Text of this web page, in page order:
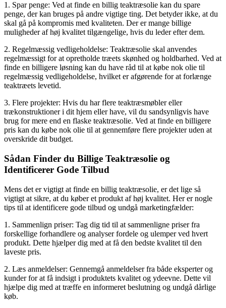
1. Spar penge: Ved at finde en billig teaktræsolie kan du spare
penge, der kan bruges på andre vigtige ting. Det betyder ikke, at du
skal gå på kompromis med kvaliteten. Der er mange billige
muligheder af høj kvalitet tilgængelige, hvis du leder efter dem.
2. Regelmæssig vedligeholdelse: Teaktræsolie skal anvendes
regelmæssigt for at opretholde træets skønhed og holdbarhed. Ved at
finde en billigere løsning kan du have råd til at købe nok olie til
regelmæssig vedligeholdelse, hvilket er afgørende for at forlænge
teaktræets levetid.
3. Flere projekter: Hvis du har flere teaktræsmøbler eller
trækonstruktioner i dit hjem eller have, vil du sandsynligvis have
brug for mere end en flaske teaktræsolie. Ved at finde en billigere
pris kan du købe nok olie til at gennemføre flere projekter uden at
overskride dit budget.
Sådan Finder du Billige Teaktræsolie og
Identificerer Gode Tilbud
Mens det er vigtigt at finde en billig teaktræsolie, er det lige så
vigtigt at sikre, at du køber et produkt af høj kvalitet. Her er nogle
tips til at identificere gode tilbud og undgå marketingfælder:
1. Sammenlign priser: Tag dig tid til at sammenligne priser fra
forskellige forhandlere og analyser fordele og ulemper ved hvert
produkt. Dette hjælper dig med at få den bedste kvalitet til den
laveste pris.
2. Læs anmeldelser: Gennemgå anmeldelser fra både eksperter og
kunder for at få indsigt i produktets kvalitet og ydeevne. Dette vil
hjælpe dig med at træffe en informeret beslutning og undgå dårlige
køb.